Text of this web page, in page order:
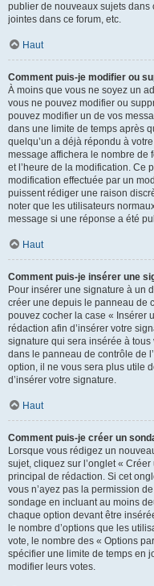
publier de nouveaux sujets dans
jointes dans ce forum, etc.
Haut
Comment puis-je modifier ou
À moins que vous ne soyez un
vous ne pouvez modifier ou
pouvez modifier un de vos
dans une limite de temps après
quelqu’un a déjà répondu à
message affichera le nombre de
et l’heure de la modification. Ce
modification effectuée par un
puissent rédiger une raison
noter que les utilisateurs
message si une réponse a été
Haut
Comment puis-je insérer une
Pour insérer une signature à un
créer une depuis le panneau de
pouvez cocher la case « Insérer
rédaction afin d’insérer votre
signature qui sera insérée à
dans le panneau de contrôle de
option, il ne vous sera plus utile
d’insérer votre signature.
Haut
Comment puis-je créer un
Lorsque vous rédigez un
sujet, cliquez sur l’onglet «
principal de rédaction. Si cet
vous n’ayez pas la permission
sondage en incluant au moins
chaque option devant être
le nombre d’options que les
vote, le nombre des « Options
spécifier une limite de temps en
modifier leurs votes.